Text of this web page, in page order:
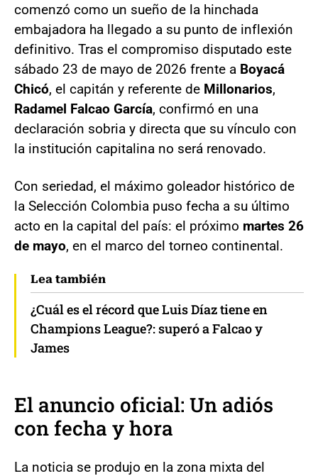
comenzó como un sueño de la hinchada
embajadora ha llegado a su punto de inflexión
definitivo. Tras el compromiso disputado este
sábado 23 de mayo de 2026 frente a Boyacá
Chicó, el capitán y referente de Millonarios,
Radamel Falcao García, confirmó en una
declaración sobria y directa que su vínculo con
la institución capitalina no será renovado.
Con seriedad, el máximo goleador histórico de
la Selección Colombia puso fecha a su último
acto en la capital del país: el próximo martes 26
de mayo, en el marco del torneo continental.
Lea también
¿Cuál es el récord que Luis Díaz tiene en
Champions League?: superó a Falcao y
James
El anuncio oficial: Un adiós
con fecha y hora
La noticia se produjo en la zona mixta del